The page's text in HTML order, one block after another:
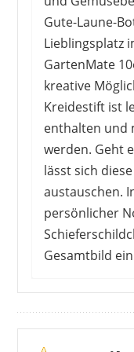
Gute-Laune-
Lieblingsplatz
GartenMate
kreative
Kreidestift ist
enthalten und
werden. Geht
lässt sich
austauschen.
persönlicher
Gesamtbild
Die Materialien
hin und wieder
einigen